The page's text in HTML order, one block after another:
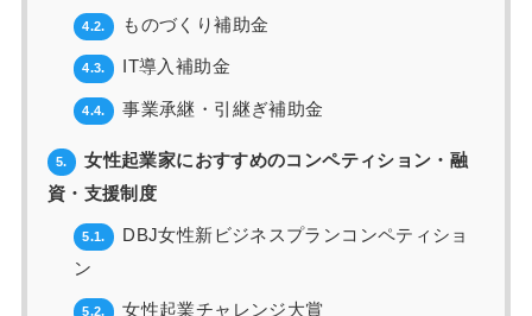
4.2. ものづくり補助金
4.3. IT導入補助金
4.4. 事業承継・引継ぎ補助金
5.
女性起業家におすすめのコンペティション・融
資・支援制度
5.1.
DBJ女性新ビジネスプランコンペティショ
ン
5.2. 女性起業チャレンジ大賞